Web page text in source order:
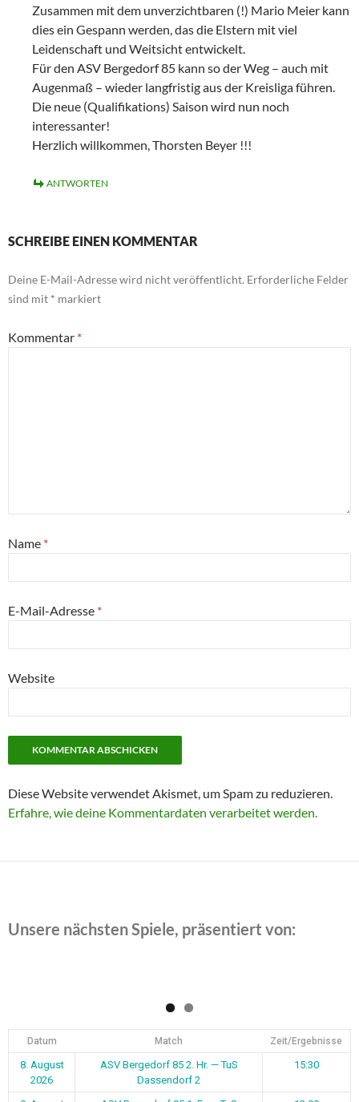
Zusammen mit dem unverzichtbaren (!) Mario Meier kann
dies ein Gespann werden, das die Elstern mit viel
Leidenschaft und Weitsicht entwickelt.
Für den ASV Bergedorf 85 kann so der Weg – auch mit
Augenmaß – wieder langfristig aus der Kreisliga führen.
Die neue (Qualifikations) Saison wird nun noch
interessanter!
Herzlich willkommen, Thorsten Beyer !!!
ANTWORTEN
SCHREIBE EINEN KOMMENTAR
Deine E-Mail-Adresse wird nicht veröffentlicht. Erforderliche Felder
sind mit * markiert
Kommentar *
Name *
E-Mail-Adresse *
Website
Diese Website verwendet Akismet, um Spam zu reduzieren.
Erfahre, wie deine Kommentardaten verarbeitet werden.
Unsere nächsten Spiele, präsentiert von:
Datum Match Zeit/Ergebnisse
8. August
2026
ASV Bergedorf 85 2. Hr. — TuS
Dassendorf 2
15:30